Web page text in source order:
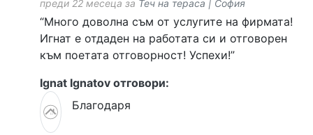
преди 22 месеца за Теч на тераса | София
“Много доволна съм от услугите на фирмата!
Игнат е отдаден на работата си и отговорен
към поетата отговорност! Успехи!”
Ignat Ignatov отговори:
Благодаря